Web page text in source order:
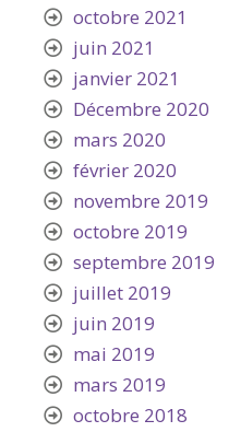
octobre 2021
juin 2021
janvier 2021
Décembre 2020
mars 2020
février 2020
novembre 2019
octobre 2019
septembre 2019
juillet 2019
juin 2019
mai 2019
mars 2019
octobre 2018